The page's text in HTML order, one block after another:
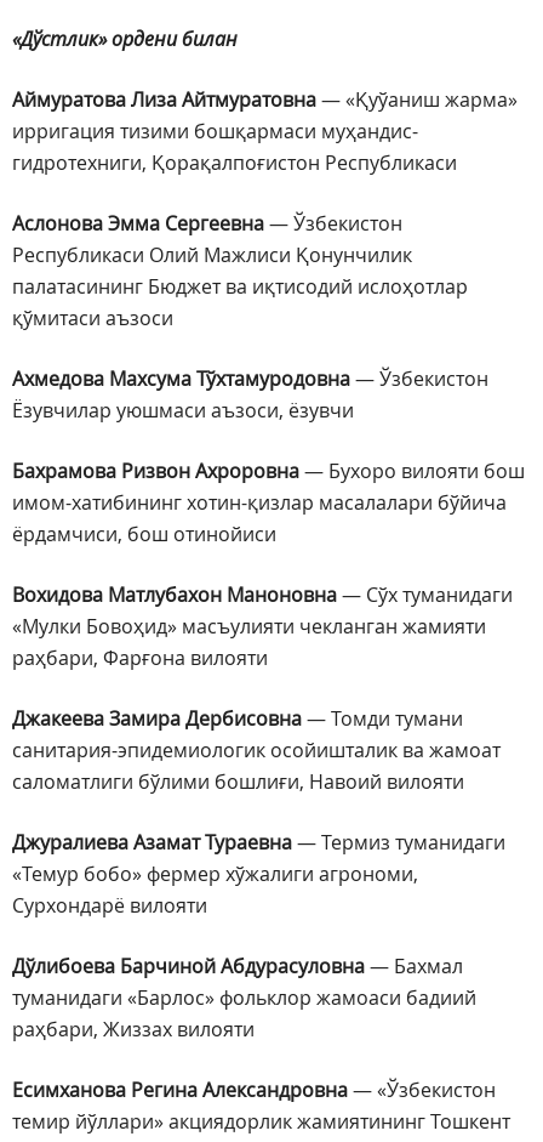
«Дўстлик» ордени билан
Аймуратова Лиза Айтмуратовна— «Қуўаниш жарма»
ирригация тизими бошқармаси муҳандис-
гидротехниги, Қорақалпоғистон Республикаси
Аслонова Эмма Сергеевна— Ўзбекистон
Республикаси Олий Мажлиси Қонунчилик
палатасининг Бюджет ва иқтисодий ислоҳотлар
қўмитаси аъзоси
Ахмедова Махсума Тўхтамуродовна— Ўзбекистон
Ёзувчилар уюшмаси аъзоси, ёзувчи
Бахрамова Ризвон Ахроровна— Бухоро вилояти бош
имом-хатибининг хотин-қизлар масалалари бўйича
ёрдамчиси, бош отинойиси
Вохидова Матлубахон Маноновна— Сўх туманидаги
«Мулки Бовоҳид» масъулияти чекланган жамияти
раҳбари, Фарғона вилояти
Джакеева Замира Дербисовна— Томди тумани
санитария-эпидемиологик осойишталик ва жамоат
саломатлиги бўлими бошлиғи, Навоий вилояти
Джуралиева Азамат Тураевна— Термиз туманидаги
«Темур бобо» фермер хўжалиги агрономи,
Сурхондарё вилояти
Дўлибоева Барчиной Абдурасуловна— Бахмал
туманидаги «Барлос» фольклор жамоаси бадиий
раҳбари, Жиззах вилояти
Есимханова Регина Александровна— «Ўзбекистон
темир йўллари» акциядорлик жамиятининг Тошкент